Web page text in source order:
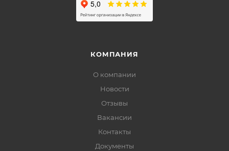
КОМПАНИЯ
О компании
Новости
Отзывы
Вакансии
Контакты
Документы